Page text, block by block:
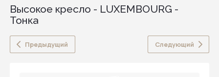
Высокое кресло - LUXEMBOURG -
Тонка
Предыдущий Следующий